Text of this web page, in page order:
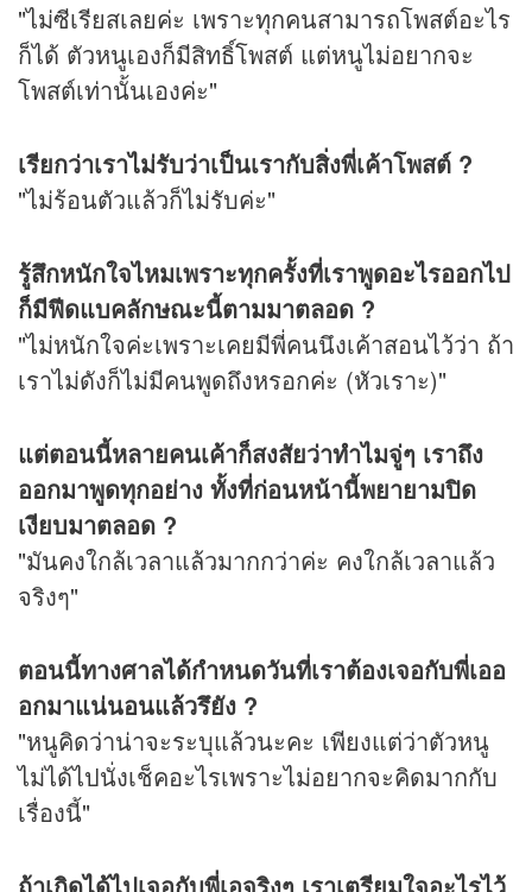
"ไม่ซีเรียสเลยค่ะ เพราะทุกคนสามารถโพสต์อะไร
ก็ได้ ตัวหนูเองก็มีสิทธิ์โพสต์ แต่หนูไม่อยากจะ
โพสต์เท่านั้นเองค่ะ"
เรียกว่าเราไม่รับว่าเป็นเรากับสิ่งพี่เค้าโพสต์ ?
"ไม่ร้อนตัวแล้วก็ไม่รับค่ะ"
รู้สึกหนักใจไหมเพราะทุกครั้งที่เราพูดอะไรออกไป
ก็มีฟีดแบคลักษณะนี้ตามมาตลอด ?
"ไม่หนักใจค่ะเพราะเคยมีพี่คนนึงเค้าสอนไว้ว่า ถ้า
เราไม่ดังก็ไม่มีคนพูดถึงหรอกค่ะ (หัวเราะ)"
แต่ตอนนี้หลายคนเค้าก็สงสัยว่าทำไมจู่ๆ เราถึง
ออกมาพูดทุกอย่าง ทั้งที่ก่อนหน้านี้พยายามปิด
เงียบมาตลอด ?
"มันคงใกล้เวลาแล้วมากกว่าค่ะ คงใกล้เวลาแล้ว
จริงๆ"
ตอนนี้ทางศาลได้กำหนดวันที่เราต้องเจอกับพี่เออ
อกมาแน่นอนแล้วรึยัง ?
"หนูคิดว่าน่าจะระบุแล้วนะคะ เพียงแต่ว่าตัวหนู
ไม่ได้ไปนั่งเช็คอะไรเพราะไม่อยากจะคิดมากกับ
เรื่องนี้"